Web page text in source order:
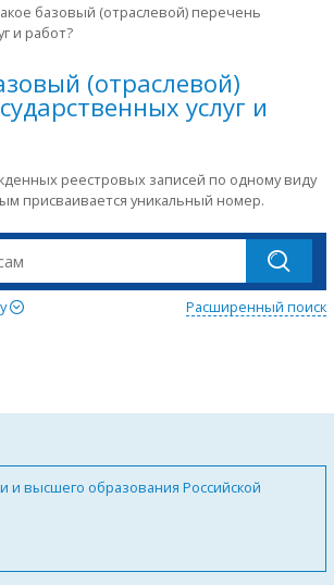
базовый (отраслевой) перечень
и работ?
(отраслевой)
услуг и
реестровых записей по одному виду
присваивается уникальный номер.
Расширенный поиск
и высшего образования Российской